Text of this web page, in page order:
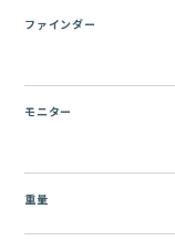
ファインダー
モニター
重量